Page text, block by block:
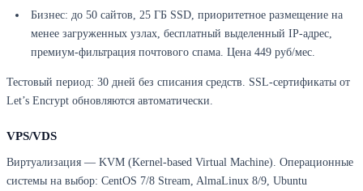
Бизнес: до 50 сайтов, 25 ГБ SSD, приоритетное размещение на
менее загруженных узлах, бесплатный выделенный IP-адрес,
премиум-фильтрация почтового спама. Цена 449 руб/мес.
Тестовый период: 30 дней без списания средств. SSL-сертификаты от
Let’s Encrypt обновляются автоматически.
VPS/VDS
Виртуализация — KVM (Kernel-based Virtual Machine). Операционные
системы на выбор: CentOS 7/8 Stream, AlmaLinux 8/9, Ubuntu